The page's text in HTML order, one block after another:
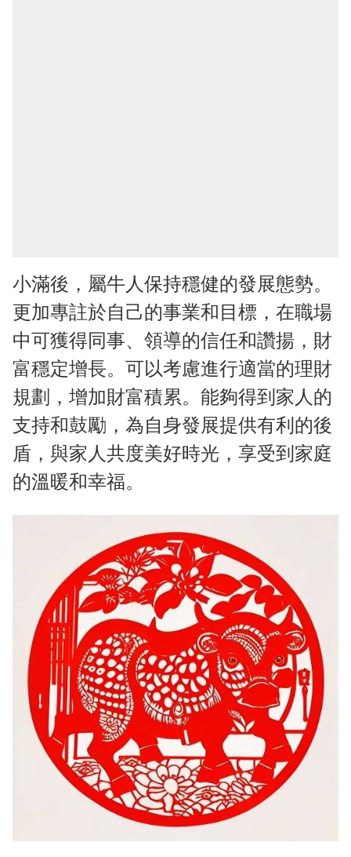
小滿後，屬牛人保持穩健的發展態勢。
更加專註於自己的事業和目標，在職場
中可獲得同事、領導的信任和讚揚，財
富穩定增長。可以考慮進行適當的理財
規劃，增加財富積累。能夠得到家人的
支持和鼓勵，為自身發展提供有利的後
盾，與家人共度美好時光，享受到家庭
的溫暖和幸福。